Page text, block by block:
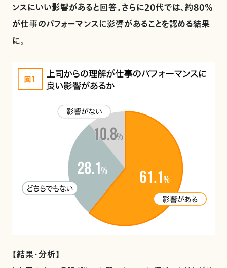
ンスにいい影響があると回答。さらに20代では、約80％
が仕事のパフォーマンスに影響があることを認める結果
に。
【結果・分析】